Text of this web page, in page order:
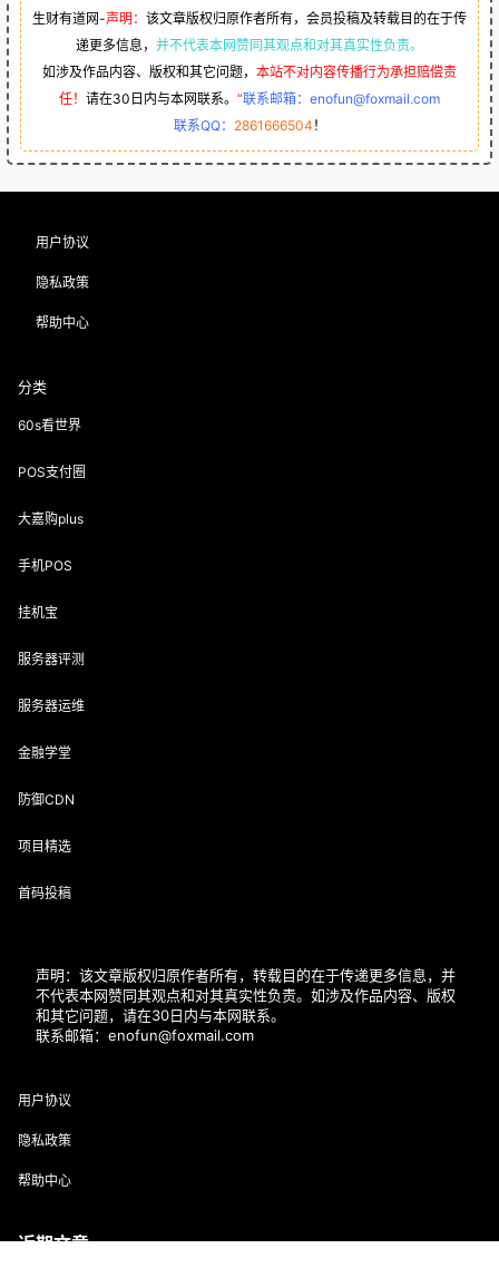
生财有道网-声明： 该文章版权归原作者所有，会员投稿及转载目的在于传
递更多信息， 并不代表本网赞同其观点和对其真实性负责。
如涉及作品内容、版权和其它问题， 本站不对内容传播行为承担赔偿责
任！ 请在30日内与本网联系。 “联系邮箱：enofun@foxmail.com
联系QQ： 2861666504 ！
用户协议
隐私政策
帮助中心
分类
60s看世界
POS支付圈
大嘉购plus
手机POS
挂机宝
服务器评测
服务器运维
金融学堂
防御CDN
项目精选
首码投稿
声明：该文章版权归原作者所有，转载目的在于传递更多信息，并
不代表本网赞同其观点和对其真实性负责。如涉及作品内容、版权
和其它问题，请在30日内与本网联系。
联系邮箱：enofun@foxmail.com
用户协议
隐私政策
帮助中心
近期文章